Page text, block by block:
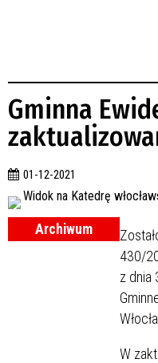
Gminna
01-12-2021
Archiwum
430/
z dnia
W